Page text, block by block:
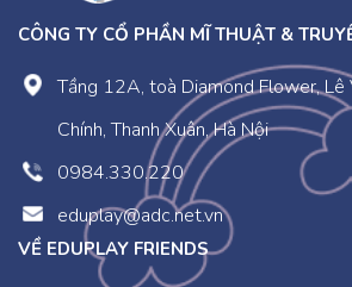
CÔNG TY CỔ PHẦN MĨ THUẬT &
Tầng 12A, toà Diamond Flower, Lê
Chính, Thanh Xuân, Hà Nội
0984.330.220
eduplay@adc.net.vn
VỀ EDUPLAY FRIENDS